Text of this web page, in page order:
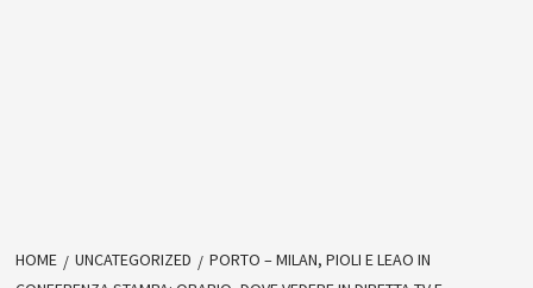
HOME UNCATEGORIZED
PORTO – MILAN, PIOLI E LEAO IN